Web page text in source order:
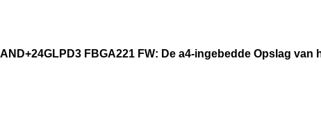
FBGA221 FW: De a4-ingebedde Opslag